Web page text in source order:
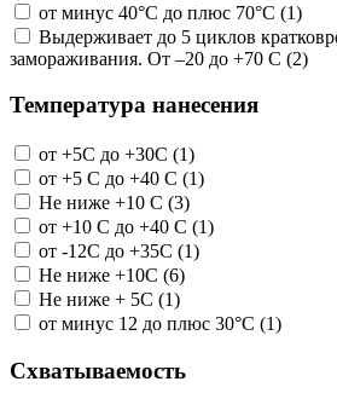
от минус 40°C до плюс 70°C (1)
Выдерживает до 5 циклов
замораживания. От –20 до +70 С (2)
Температура нанесения
от +5С до +30С (1)
от +5 С до +40 С (1)
Не ниже +10 С (3)
от +10 С до +40 С (1)
от -12С до +35С (1)
Не ниже +10С (6)
Не ниже + 5С (1)
от минус 12 до плюс 30°C (1)
Схватываемость